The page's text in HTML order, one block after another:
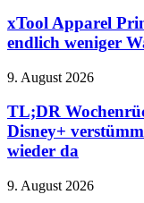
gemacht
haben
Printer
Plus:
DTF-
soll
weniger
Wartungszicke
sein
xTool Apparel
endlich weniger
TL;DR
GTA
6
bei
Netflix,
verstümmelt
9. August 2026
TL;DR
Disney+
wieder da
„Michael
9. August 2026